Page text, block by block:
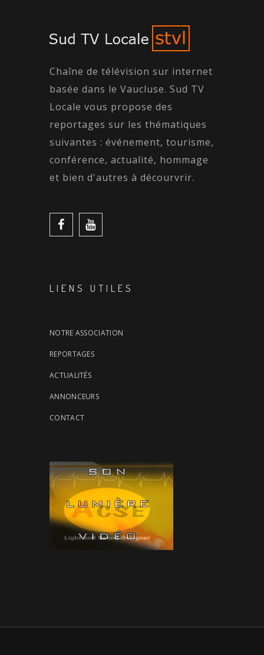
Chaîne de télévision sur internet
basée dans le Vaucluse. Sud TV
Locale vous propose des
reportages sur les thématiques
suivantes : événement, tourisme,
conférence, actualité, hommage
et bien d'autres à décourvrir.
LIENS UTILES
NOTRE ASSOCIATION
REPORTAGES
ACTUALITÉS
ANNONCEURS
CONTACT